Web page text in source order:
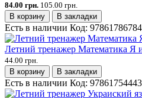
84.00 грн. 105.00 грн.
В корзину
В закладки
Есть в наличии Код:
Летний тренажер Математика Я
44.00 грн.
В корзину
В закладки
Есть в наличии Код: